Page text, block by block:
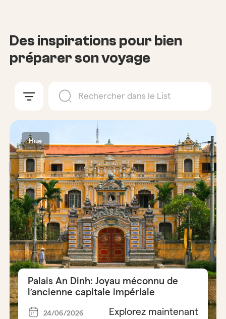
Des inspirations pour bien
préparer son voyage
Hue
Palais An Dinh: Joyau méconnu de
l’ancienne capitale impériale
24/06/2026 Explorez maintenant